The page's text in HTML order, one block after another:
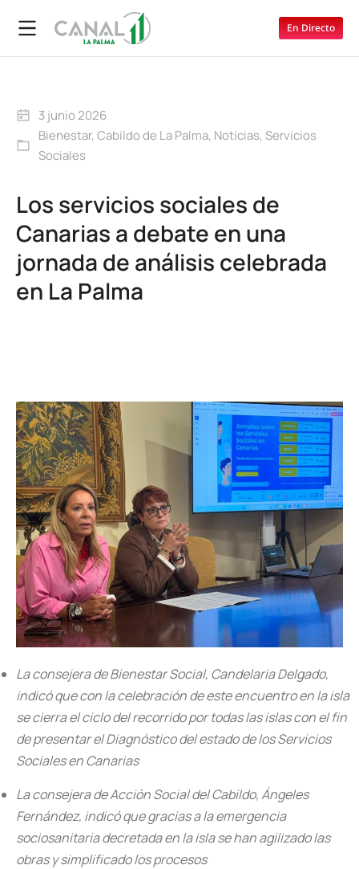
En Directo
3 junio 2026
Bienestar, Cabildo de La Palma, Noticias, Servicios
Sociales
Los servicios sociales de
Canarias a debate en una
jornada de análisis celebrada
en La Palma
La consejera de Bienestar Social, Candelaria Delgado,
indicó que con la celebración de este encuentro en la isla
se cierra el ciclo del recorrido por todas las islas con el fin
de presentar el Diagnóstico del estado de los Servicios
Sociales en Canarias
La consejera de Acción Social del Cabildo, Ángeles
Fernández, indicó que gracias a la emergencia
sociosanitaria decretada en la isla se han agilizado las
obras y simplificado los procesos